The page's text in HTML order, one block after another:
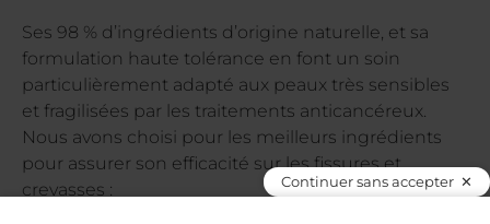
Ses 98 % d’ingrédients d’origine naturelle, et sa
formulation haute tolérance en font un soin
particulièrement adapté aux peaux très sensibles
et fragilisées par les traitements anticancéreux.
Nous avons choisi pour les meilleurs ingrédients
pour assurer son efficacité sur les fissures et
crevasses :
Continuer sans accepter